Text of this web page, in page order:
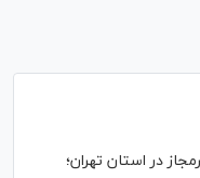
در استان تهران؛